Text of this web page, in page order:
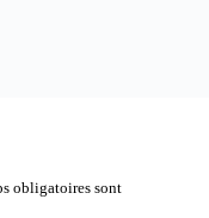
obligatoires sont